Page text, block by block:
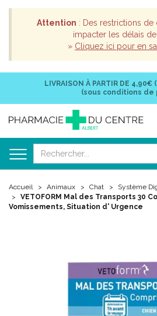
Attention : Des restrictions
impacter les délais de
» Cliquez ici pour en
LIVRAISON À PARTIR DE 4,90€
(sous conditions de
Accueil Animaux Chat
Système
VETOFORM Mal des Transports 30
Vomissements, Situation d' Urgence